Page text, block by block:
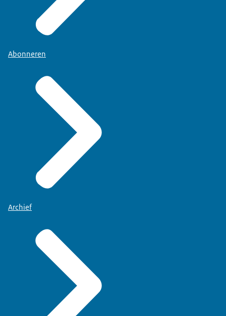
Abonneren
Archief